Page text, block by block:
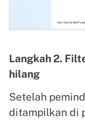
Langkah 2.
hilang
Setelah
ditampilkan di